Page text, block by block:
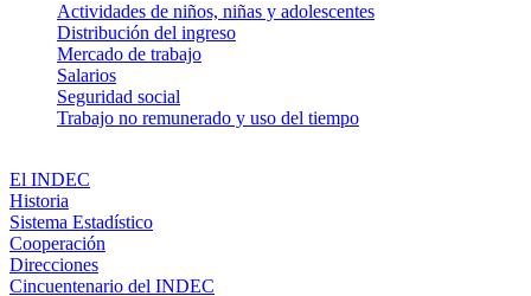
Actividades de niños, niñas y adolescentes
Distribución del ingreso
Mercado de trabajo
Salarios
Seguridad social
Trabajo no remunerado y uso del tiempo
El INDEC
Historia
Sistema Estadístico
Cooperación
Direcciones
Cincuentenario del INDEC